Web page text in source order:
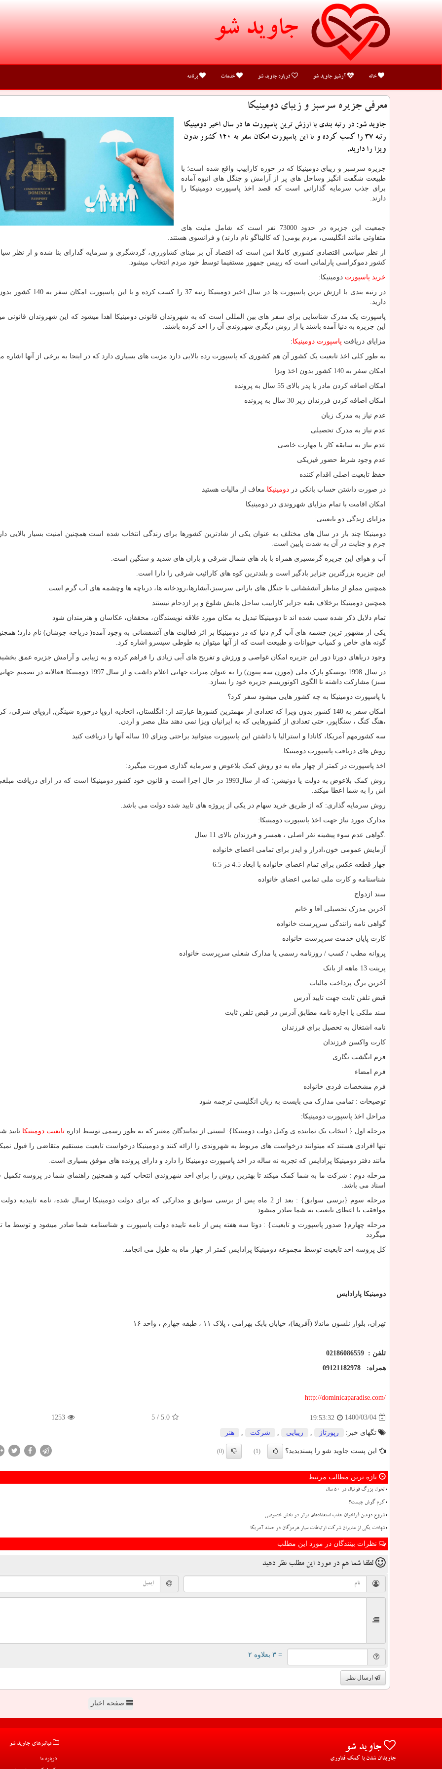
جاوید شو
خانه آرشیو جاوید شو درباره جاوید شو خدمات برنامه
معرفی جزیره سرسبز و زیبای دومینیكا
جاوید شو: در رتبه بندی با ارزش ترین پاسپورت ها در سال اخیر دومینیكا
رتبه 37 را كسب كرده و با این پاسپورت امكان سفر به 140 كشور بدون
ویزا را دارید.
جزیره سرسبز و زیبای دومینیکا که در حوزه کاراییب واقع شده است؛ با
طبیعت شگفت انگیز وساحل های پر از آرامش و جنگل های انبوه آماده
برای جذب سرمایه گذارانی است که قصد اخذ پاسپورت دومینیکا را
دارند.
جمعیت این جزیره در حدود 73000 نفر است که شامل ملیت های
متفاوتی مانند انگلیسی، مردم بومی( که کالیناگو نام دارند) و فرانسوی هستند.
از نظر سیاسی اقتصادی کشوری کاملا امن است که اقتصاد آن بر مبنای کشاورزی، گردشگری و سرمایه گذارای بنا شده و از نظر
کشور دموکراسی پارلمانی است که رییس جمهور مستقیما توسط خود مردم انتخاب میشود.
خرید پاسپورت دومینیکا:
در رتبه بندی با ارزش ترین پاسپورت ها در سال اخیر دومینیکا رتبه 37 را کسب
دارید.
پاسپورت یک مدرک شناسایی برای سفر های بین المللی است که به شهروندان قانونی دومینیکا اهدا میشود که این شهروندان قانونی
این جزیره به دنیا آمده باشند یا از روش دیگری شهروندی آن را اخذ کرده باشند.
مزایای دریافت پاسپورت دومینیکا:
به طور کلی اخذ تابعیت یک کشور آن هم کشوری که پاسپورت رده بالایی دارد مزیت های بسیاری دارد که در اینجا به برخی از آنها اشاره
امکان سفر به 140 کشور بدون اخذ ویزا
امکان اضافه کردن مادر یا پدر بالای 55 سال به پرونده
امکان اضافه کردن فرزندان زیر 30 سال به پرونده
عدم نیاز به مدرک زبان
عدم نیاز به مدرک تحصیلی
عدم نیاز به سابقه کار یا مهارت خاصی
عدم وجود شرط حضور فیزیکی
حفظ تابعیت اصلی اقدام کننده
در صورت داشتن حساب بانکی در دومینیکا معاف از مالیات هستید
امکان اقامت با تمام مزایای شهروندی در دومینیکا
مزایای زندگی دو تابعیتی:
دومینیکا چند بار در سال های مختلف به عنوان یکی از شادترین کشورها برای زندگی انتخاب شده است همچنین امنیت بسیار بالایی
جرم و جنایت در آن به شدت پایین است.
آب و هوای این جزیره گرمسیری همراه با باد های شمال شرقی و باران های شدید و سنگین است.
این جزیره بزرگترین جزایر بادگیر است و بلندترین کوه های کارائیب شرقی را دارا است.
همچنین مملو از مناظر آتشفشانی با جنگل های بارانی سرسبز،آبشارها،رودخانه ها، دریاچه ها وچشمه های آب گرم است.
همچنین دومینیکا برخلاف بقیه جزایر کاراییب ساحل هایش شلوغ و پر ازدحام نیستند
تمام دلایل ذکر شده سبب شده اند تا دومینیکا تبدیل به مکان مورد علاقه نویسندگان، محققان، عکاسان و هنرمندان شود
یکی از مشهور ترین چشمه های آب گرم دنیا که در دومینیکا بر اثر فعالیت های آتشفشانی به وجود آمده( دریاچه جوشان) نام دارد؛
گونه های خاص و کمیاب حیوانات و طبیعت است که از آنها میتوان به طوطی سیسرو اشاره کرد.
وجود دریاهای دورتا دور این جزیره امکان غواصی و ورزش و تفریح های آبی زیادی را فراهم کرده و به زیبایی و آرامش جزیره عمق
در سال 1998 یونسکو پارک ملی (مورن سه پیتون) را به عنوان میراث جهانی اعلام داشت و از سال 1997 دومینیکا
سبز) مشارکت داشته تا الگوی اکوتوریسم جزیره خود را بسازد.
با پاسپورت دومینیکا به چه کشور هایی میشود سفر کرد؟
امکان سفر به 140 کشور بدون ویزا که تعدادی از مهمترین کشورها عبارتند از: انگلستان، اتحادیه اروپا درحوزه شینگن
, اروپای شرقی،
،هنگ کنگ ، سنگاپور، حتی تعدادی از کشورهایی که به ایرانیان ویزا نمی دهند مثل مصر و اردن.
سه کشورمهم آمریکا، کانادا و استرالیا با داشتن این پاسپورت میتوانید براحتی ویزای 10 ساله آنها را دریافت کنید
روش های دریافت پاسپورت دومینیکا:
اخذ پاسپورت در کمتر از چهار ماه به دو روش کمک بلاعوض و سرمایه گذاری صورت میگیرد:
روش کمک بلاعوض به دولت یا دونیشن: که از سال1993 در حال اجرا است و قانون خود کشور دومینیکا است که در ازای دریافت
اش را به شما اعطا میکند.
روش سرمایه گذاری: که از طریق خرید سهام در یکی از پروژه های تایید شده دولت می باشد.
مدارک مورد نیاز جهت اخذ پاسپورت دومینیکا:
.گواهی عدم سوء پیشینه نفر اصلی ، همسر و فرزندان بالای 11 سال
آزمایش عمومی خون،ادرار و ایدز برای تمامی اعضای خانواده
چهار قطعه عکس برای تمام اعضای خانواده با ابعاد 4.5 در 6.5
شناسنامه و کارت ملی تمامی اعضای خانواده
سند ازدواج
آخرین مدرک تحصیلی آقا و خانم
گواهی نامه رانندگی سرپرست خانواده
کارت پایان خدمت سرپرست خانواده
پروانه مطب / کسب / روزنامه رسمی یا مدارک شغلی سرپرست خانواده
پرینت 13 ماهه از بانک
آخرین برگ پرداخت مالیات
قبض تلفن ثابت جهت تایید آدرس
سند ملکی یا اجاره نامه مطابق آدرس در قبض تلفن ثابت
نامه اشتغال به تحصیل برای فرزندان
کارت واکسن فرزندان
فرم انگشت نگاری
فرم امضاء
فرم مشخصات فردی خانواده
توضیحات : تمامی مدارک می بایست به زبان انگلیسی ترجمه شود
مراحل اخذ پاسپورت دومینیکا:
مرحله اول { انتخاب یک نماینده ی وکیل دولت دومینیکا}: لیستی از نمایندگان معتبر که به طور رسمی توسط اداره تابعیت دومینیکا تایید
تنها افرادی هستند که میتوانند درخواست های مربوط به شهروندی را ارائه کنند و دومینیکا درخواست تابعیت مستقیم متقاضی را قبول
مانند دفتر دومینیکا پرادایس که تجربه نه ساله در اخذ پاسپورت دومینیکا را دارد و دارای پرونده های موفق بسیاری است.
مرحله دوم : شرکت ما به شما کمک میکند تا بهترین روش را برای اخذ شهروندی انتخاب کنید و همچنین راهنمای شما در پروسه تکمیل
اسناد می باشد.
مرحله سوم {برسی سوابق} : بعد از 2 ماه پس از برسی سوابق و مدارکی که برای دولت دومینیکا ارسال شده، نامه تاییدیه
موافقت با اعطای تابعیت به شما صادر میشود
مرحله چهارم{ صدور پاسپورت و تابعیت} : دوتا سه هفته پس از نامه تاییده دولت پاسپورت و شناسنامه شما صادر میشود و توسط ما
میگردد
کل پروسه اخذ تابعیت توسط مجموعه دومینیکا پرادایس کمتر از چهار ماه به طول می انجامد.
دومینیکا پارادایس
تهران، بلوار نلسون ماندلا (آفریقا)، خیابان بابک بهرامی ، پلاک ۱۱ ، طبقه چهارم ، واحد ۱۶
تلفن : 02186086559
همراه:
http://dominicaparadise.com/
1400/03/04
19:53:32
5.0
/ 5
1253
تگهای خبر: رپورتاژ زیبایی شركت هنر
این پست جاوید شو را پسندیدید؟ (1)
(0)
تازه ترین مطالب مرتبط
تحول بزرگ فوتبال در ۵۰ سال
کرم گوش چیست؟
شروع دومین فراخوان جذب استعدادهای برتر در بخش خصوصی
شهادت یکی از مدیران شرکت ارتباطات سیار هرمزگان در حمله آمریکا
نظرات بینندگان در مورد این مطلب
لطفا شما هم در مورد این مطلب نظر دهید
= ۳ بعلاوه ۲
ارسال نظر
صفحه اخبار
جاوید شو
جاویدان شدن با کمک فناوری
میانبرهای جاوید شو
درباره ما